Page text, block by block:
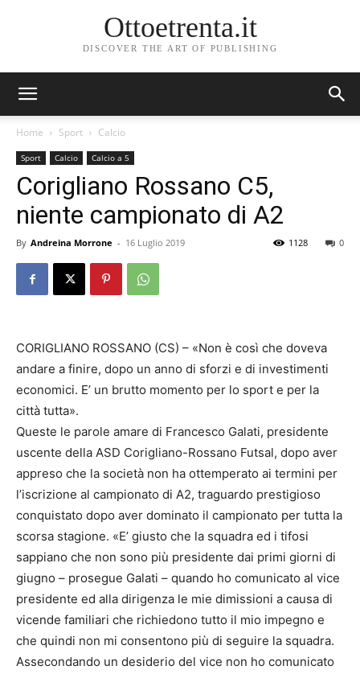
Ottoetrenta.it
DISCOVER THE ART OF PUBLISHING
Home Sport Calcio
Sport Calcio Calcio a 5
Corigliano Rossano C5,
niente campionato di A2
By Andreina Morrone - 16 Luglio 2019 0
1128
CORIGLIANO ROSSANO (CS) – «Non è così che doveva
andare a finire, dopo un anno di sforzi e di investimenti
economici. E’ un brutto momento per lo sport e per la
città tutta».
Queste le parole amare di Francesco Galati, presidente
uscente della ASD Corigliano-Rossano Futsal, dopo aver
appreso che la società non ha ottemperato ai termini per
l’iscrizione al campionato di A2, traguardo prestigioso
conquistato dopo aver dominato il campionato per tutta la
scorsa stagione. «E’ giusto che la squadra ed i tifosi
sappiano che non sono più presidente dai primi giorni di
giugno – prosegue Galati – quando ho comunicato al vice
presidente ed alla dirigenza le mie dimissioni a causa di
vicende familiari che richiedono tutto il mio impegno e
che quindi non mi consentono più di seguire la squadra.
Assecondando un desiderio del vice non ho comunicato